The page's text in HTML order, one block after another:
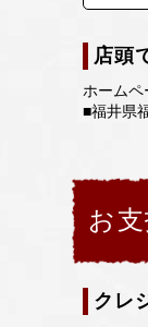
店頭
ホームペ
■福井県
お
クレ